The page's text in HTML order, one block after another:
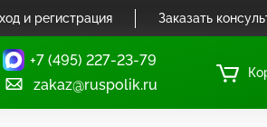
и регистрация Заказать
+7 (495) 227-23-79
zakaz@ruspolik.ru